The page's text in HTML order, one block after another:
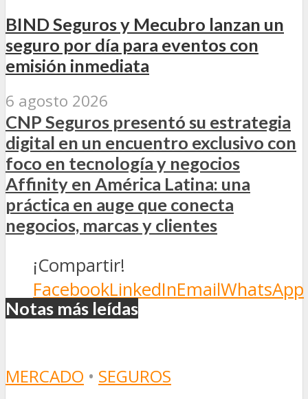
BIND Seguros y Mecubro lanzan un
seguro por día para eventos con
emisión inmediata
6 agosto 2026
CNP Seguros presentó su estrategia
digital en un encuentro exclusivo con
foco en tecnología y negocios
Affinity en América Latina: una
práctica en auge que conecta
negocios, marcas y clientes
¡Compartir!
FacebookLinkedInEmailWhatsApp
Notas más leídas
MERCADO • SEGUROS